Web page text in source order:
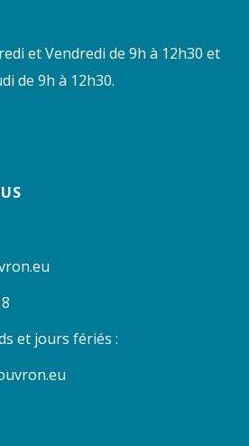
et Vendredi de 9h à 12h30 et
de 9h à 12h30.
et jours fériés :